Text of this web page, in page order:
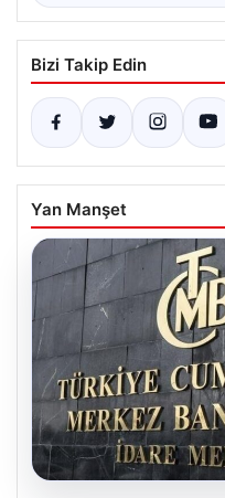
Bizi Takip Edin
Yan Manşet